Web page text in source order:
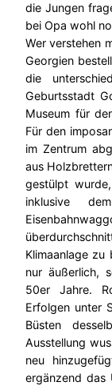
die Jungen
bei Opa wohl
Wer verstehen
Georgien
die
Geburtsstadt
Museum für
Für den
im Zentrum
aus
gestülpt
inklusive
Klimaanlage
nur äußerlich,
50er Jahre.
Erfolgen unter
Büsten
Ausstellung
neu
ergänzend das